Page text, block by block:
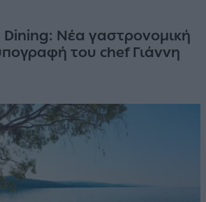
Νέα γαστρονομική
του chef Γιάννη